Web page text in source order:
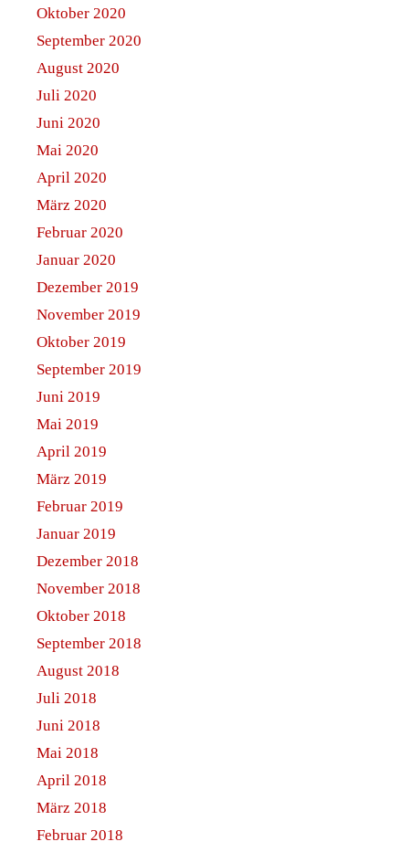
Oktober 2020
September 2020
August 2020
Juli 2020
Juni 2020
Mai 2020
April 2020
März 2020
Februar 2020
Januar 2020
Dezember 2019
November 2019
Oktober 2019
September 2019
Juni 2019
Mai 2019
April 2019
März 2019
Februar 2019
Januar 2019
Dezember 2018
November 2018
Oktober 2018
September 2018
August 2018
Juli 2018
Juni 2018
Mai 2018
April 2018
März 2018
Februar 2018